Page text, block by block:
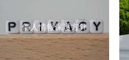
個人情報保護方針